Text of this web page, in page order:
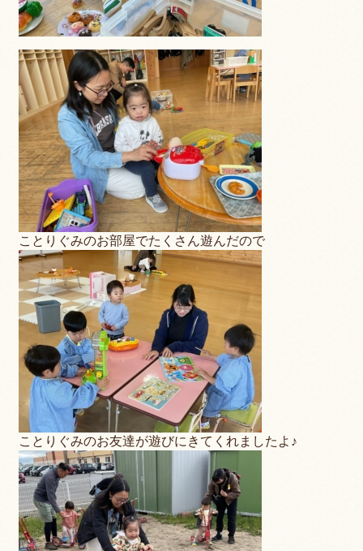
ことりぐみのお部屋でたくさん遊んだので
ことりぐみのお友達が遊びにきてくれましたよ♪